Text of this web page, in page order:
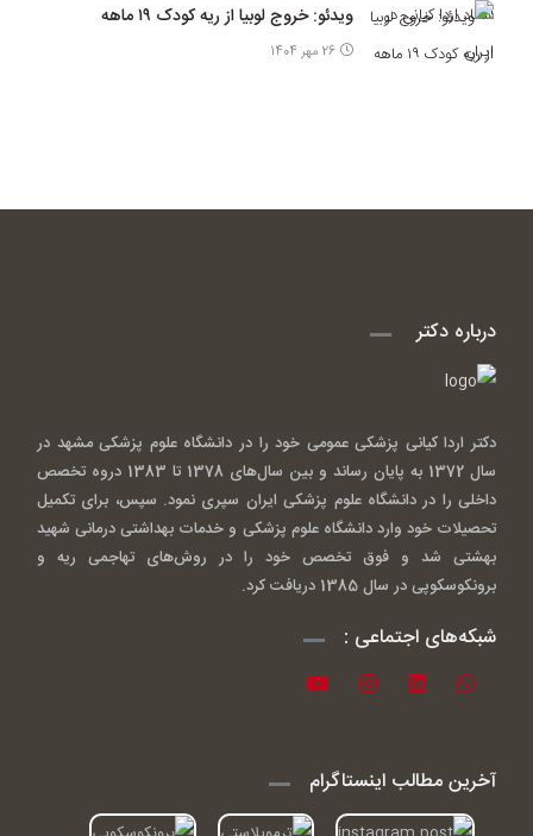
ویدئو: خروج لوبیا از ریه کودک ۱۹ ماهه
26 مهر 1404
درباره دکتر
دکتر اردا کیانی پزشکی عمومی خود را در دانشگاه علوم پزشکی مشهد در
سال 1372 به پایان رساند و بین سال‌های 1378 تا 1383 دروه تخصص
داخلی را در دانشگاه علوم پزشکی ایران سپری نمود. سپس، برای تکمیل
تحصیلات خود وارد دانشگاه علوم پزشکی و خدمات بهداشتی درمانی شهید
بهشتی شد و فوق تخصص خود را در روش‌های تهاجمی ریه و
برونکوسکوپی در سال 1385 دریافت کرد.
شبکه‌های اجتماعی :
آخرین مطالب اینستاگرام